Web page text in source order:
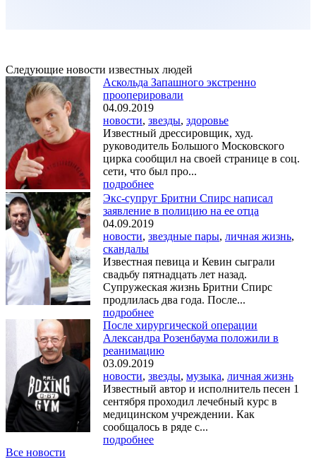
Следующие новости известных людей
Аскольда Запашного экстренно
прооперировали
04.09.2019
новости, звезды, здоровье
Известный дрессировщик, худ.
руководитель Большого Московского
цирка сообщил на своей странице в соц.
сети, что был про...
подробнее
Экс-супруг Бритни Спирс написал
заявление в полицию на ее отца
04.09.2019
новости, звездные пары, личная жизнь,
скандалы
Известная певица и Кевин сыграли
свадьбу пятнадцать лет назад.
Супружеская жизнь Бритни Спирс
продлилась два года. После...
подробнее
После хирургической операции
Александра Розенбаума положили в
реанимацию
03.09.2019
новости, звезды, музыка, личная жизнь
Известный автор и исполнитель песен 1
сентября проходил лечебный курс в
медицинском учреждении. Как
сообщалось в ряде с...
подробнее
Все новости